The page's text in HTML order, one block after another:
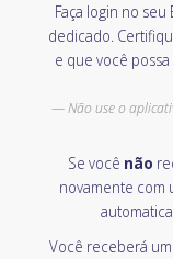
Faça login no
dedicado.
e que você
Não use o
Se você não
novamente com
Você receberá